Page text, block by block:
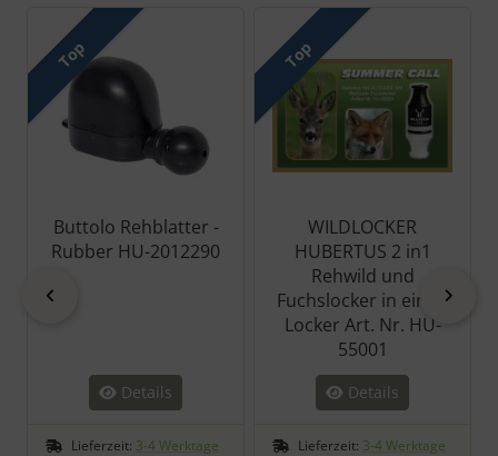
Es folgt ein Produktslider - navigieren Sie mit der Tab-Taste
Top
Buttolo Rehblatter -
Rubber HU-2012290
Details
Lieferzeit: 3-4 Werktage
Top
WILDLOCKER
HUBERTUS 2 in1
Rehwild und
Fuchslocker in einen
Locker Art. Nr. HU-
55001
Details
Lieferzeit: 3-4 Werktage